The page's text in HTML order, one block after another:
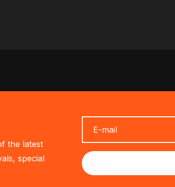
the latest
special